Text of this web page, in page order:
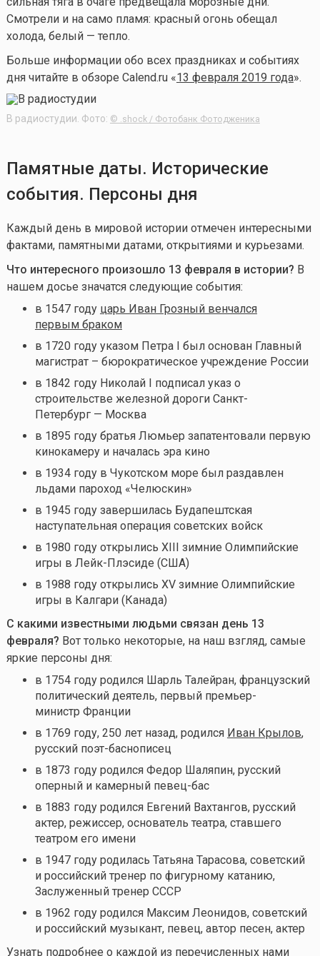
Смотрели и на само пламя: красный огонь обещал
холода, белый — тепло.
Больше информации обо всех праздниках и событиях
дня читайте в обзоре Calend.ru «13 февраля 2019 года».
В радиостудии. Фото: © .shock / Фотобанк Фотодженика
Памятные даты. Исторические
события. Персоны дня
Каждый день в мировой истории отмечен интересными
фактами, памятными датами, открытиями и курьезами.
Что интересного произошло 13 февраля в истории? В
нашем досье значатся следующие события:
в 1547 году царь Иван Грозный венчался
первым браком
в 1720 году указом Петра I был основан Главный
магистрат – бюрократическое учреждение России
в 1842 году Николай I подписал указ о
строительстве железной дороги Санкт-
Петербург — Москва
в 1895 году братья Люмьер запатентовали первую
кинокамеру и началась эра кино
в 1934 году в Чукотском море был раздавлен
льдами пароход «Челюскин»
в 1945 году завершилась Будапештская
наступательная операция советских войск
в 1980 году открылись XIII зимние Олимпийские
игры в Лейк-Плэсиде (США)
в 1988 году открылись XV зимние Олимпийские
игры в Калгари (Канада)
С какими известными людьми связан день 13
февраля? Вот только некоторые, на наш взгляд, самые
яркие персоны дня:
в 1754 году родился Шарль Талейран, французский
политический деятель, первый премьер-
министр Франции
в 1769 году, 250 лет назад, родился Иван Крылов,
русский поэт-баснописец
в 1873 году родился Федор Шаляпин, русский
оперный и камерный певец-бас
в 1883 году родился Евгений Вахтангов, русский
актер, режиссер, основатель театра, ставшего
театром его имени
в 1947 году родилась Татьяна Тарасова, советский
и российский тренер по фигурному катанию,
Заслуженный тренер СССР
в 1962 году родился Максим Леонидов, советский
и российский музыкант, певец, автор песен, актер
Узнать подробнее о каждой из перечисленных нами